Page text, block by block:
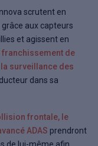
scrutent en
aux capteurs
et agissent en
franchissement de
surveillance des
dans sa
frontale, le
ADAS prendront